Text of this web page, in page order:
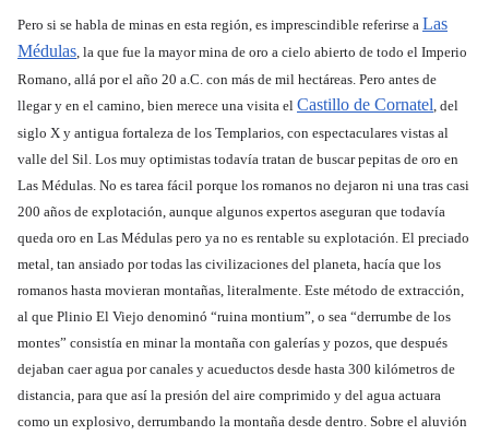
Pero si se habla de minas en esta región, es imprescindible referirse a Las
Médulas , la que fue la mayor mina de oro a cielo abierto de todo el Imperio
Romano, allá por el año 20 a.C. con más de mil hectáreas. Pero antes de
llegar y en el camino, bien merece una visita el Castillo de Cornatel , del
siglo X y antigua fortaleza de los Templarios, con espectaculares vistas al
valle del Sil. Los muy optimistas todavía tratan de buscar pepitas de oro en
Las Médulas. No es tarea fácil porque los romanos no dejaron ni una tras casi
200 años de explotación, aunque algunos expertos aseguran que todavía
queda oro en Las Médulas pero ya no es rentable su explotación. El preciado
metal, tan ansiado por todas las civilizaciones del planeta, hacía que los
romanos hasta movieran montañas, literalmente. Este método de extracción,
al que Plinio El Viejo denominó “ruina montium”, o sea “derrumbe de los
montes” consistía en minar la montaña con galerías y pozos, que después
dejaban caer agua por canales y acueductos desde hasta 300 kilómetros de
distancia, para que así la presión del aire comprimido y del agua actuara
como un explosivo, derrumbando la montaña desde dentro. Sobre el aluvión